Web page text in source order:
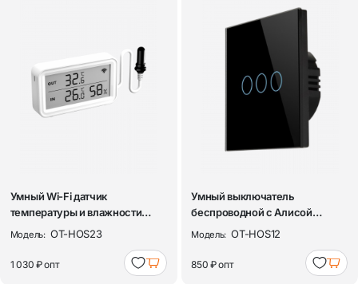
Умный Wi-Fi датчик
температуры и влажности
Орбита OT-HOS23
Модель: OT-HOS23
1 030 ₽опт
Умный выключатель
беспроводной с Алисой
трёхклавишный Wi-Fi ...
Модель: OT-HOS12
850 ₽опт